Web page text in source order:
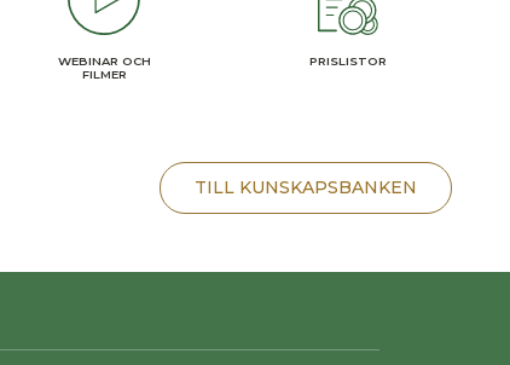
WEBINAR OCH
FILMER
PRISLISTOR
TILL KUNSKAPSBANKEN